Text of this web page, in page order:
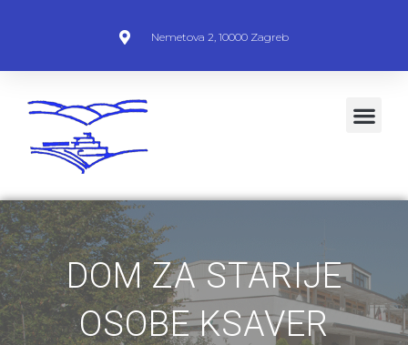
Nemetova 2, 10000 Zagreb
DOM ZA STARIJE
OSOBE KSAVER